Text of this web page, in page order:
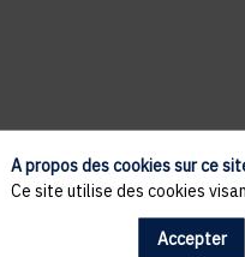
Il manque du contenu :
A propos des cookies sur ce
Ce site utilise des cookies
Accepter